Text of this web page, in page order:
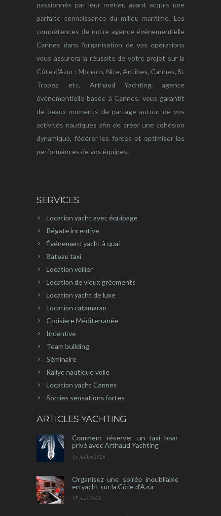
passionnés par leur métier, ayant acquis une
parfaite connaissance du milieu maritime. Les
compétences de notre agence événementielle
Cannes dans l'organisation de vos opérations
vous assurera la réussite de votre projet sur la
Côte d'Azur : Monaco, Nice, Antibes, Cannes, St
Tropez, etc. Arthaud Yachting, agence
événementielle basée à Cannes, vous garantit
de beaux moments de partage autour de vos
activités nautiques afin de créer une cohésion
dynamique, fédérer les forces et optimiser les
performances de vos équipes.
SERVICES
Location yacht avec équipage
Régate incentive
Événement yacht à quai
Bateau taxi
Location voilier
Location de vieux gréements
Location yacht de luxe
Location catamaran
Croisière Méditerranée
Incentive
Team building
Séminaire
Rallye nautique voile
Location yacht Cannes
Sorties sensations fortes
ARTICLES YACHTING
Comment réserver un taxi boat
privé avec Arthaud Yachting
15 juillet 2026
Organisez une soirée inoubliable
en yacht sur la Côte d’Azur
15 juin 2026